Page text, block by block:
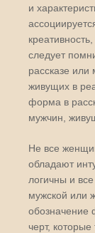
и
следует
рассказе
живущих в
форма в
мужчин,
Не все
обладают
логичны и
мужской или
обозначение
черт,